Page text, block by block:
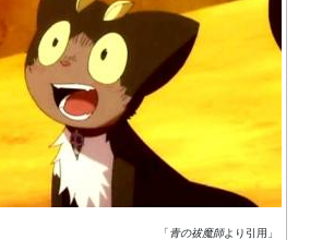
「青の祓魔師より引用」